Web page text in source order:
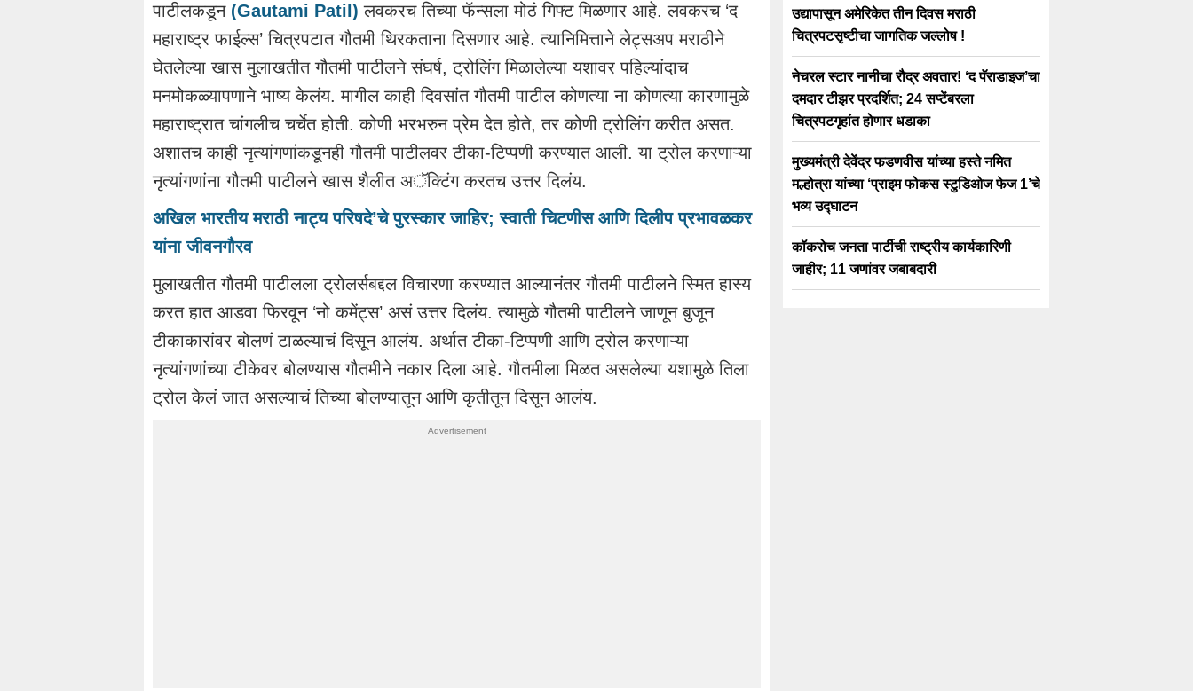
पाटीलकडून (Gautami Patil) लवकरच तिच्या फॅन्सला मोठं गिफ्ट मिळणार आहे. लवकरच ‘द
महाराष्ट्र फाईल्स’ चित्रपटात गौतमी थिरकताना दिसणार आहे. त्यानिमित्ताने लेट्सअप मराठीने
घेतलेल्या खास मुलाखतीत गौतमी पाटीलने संघर्ष, ट्रोलिंग मिळालेल्या यशावर पहिल्यांदाच
मनमोकळ्यापणाने भाष्य केलंय. मागील काही दिवसांत गौतमी पाटील कोणत्या ना कोणत्या कारणामुळे
महाराष्ट्रात चांगलीच चर्चेत होती. कोणी भरभरुन प्रेम देत होते, तर कोणी ट्रोलिंग करीत असत.
अशातच काही नृत्यांगणांकडूनही गौतमी पाटीलवर टीका-टिप्पणी करण्यात आली. या ट्रोल करणाऱ्या
नृत्यांगणांना गौतमी पाटीलने खास शैलीत अॅक्टिंग करतच उत्तर दिलंय.
अखिल भारतीय मराठी नाट्य परिषदे’चे पुरस्कार जाहिर; स्वाती चिटणीस आणि दिलीप प्रभावळकर
यांना जीवनगौरव
मुलाखतीत गौतमी पाटीलला ट्रोलर्सबद्दल विचारणा करण्यात आल्यानंतर गौतमी पाटीलने स्मित हास्य
करत हात आडवा फिरवून ‘नो कमेंट्स’ असं उत्तर दिलंय. त्यामुळे गौतमी पाटीलने जाणून बुजून
टीकाकारांवर बोलणं टाळल्याचं दिसून आलंय. अर्थात टीका-टिप्पणी आणि ट्रोल करणाऱ्या
नृत्यांगणांच्या टीकेवर बोलण्यास गौतमीने नकार दिला आहे. गौतमीला मिळत असलेल्या यशामुळे तिला
ट्रोल केलं जात असल्याचं तिच्या बोलण्यातून आणि कृतीतून दिसून आलंय.
उद्यापासून अमेरिकेत तीन दिवस मराठी
चित्रपटसृष्टीचा जागतिक जल्लोष !
नेचरल स्टार नानीचा रौद्र अवतार! ‘द पॅराडाइज’चा
दमदार टीझर प्रदर्शित; 24 सप्टेंबरला
चित्रपटगृहांत होणार धडाका
मुख्यमंत्री देवेंद्र फडणवीस यांच्या हस्ते नमित
मल्होत्रा यांच्या ‘प्राइम फोकस स्टुडिओज फेज 1’चे
भव्य उद्घाटन
कॉकरोच जनता पार्टीची राष्ट्रीय कार्यकारिणी
जाहीर; 11 जणांवर जबाबदारी